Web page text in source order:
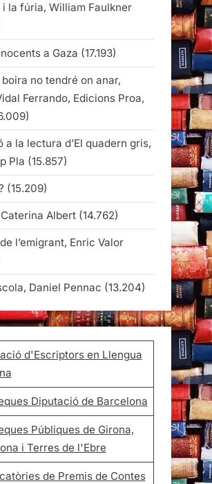
i la fúria, William Faulkner
a Gaza (17.193)
no tendré on anar,
Ferrando, Edicions Proa,
a la lectura d’El quadern gris,
Pla (15.857)
(15.209)
Albert (14.762)
l’emigrant, Enric Valor
Daniel Pennac (13.204)
d'Escriptors en Llengua
Diputació de Barcelona
Públiques de Girona,
i Terres de l'Ebre
de Premis de Contes